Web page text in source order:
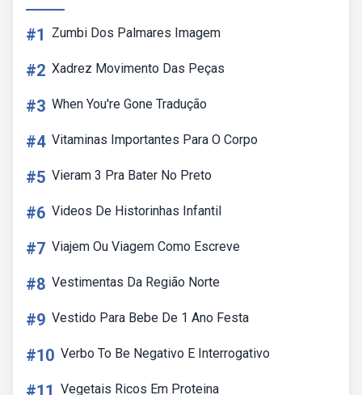
#1 Zumbi Dos Palmares Imagem
#2 Xadrez Movimento Das Peças
#3 When You're Gone Tradução
#4 Vitaminas Importantes Para O Corpo
#5 Vieram 3 Pra Bater No Preto
#6 Videos De Historinhas Infantil
#7 Viajem Ou Viagem Como Escreve
#8 Vestimentas Da Região Norte
#9 Vestido Para Bebe De 1 Ano Festa
#10 Verbo To Be Negativo E Interrogativo
#11 Vegetais Ricos Em Proteina